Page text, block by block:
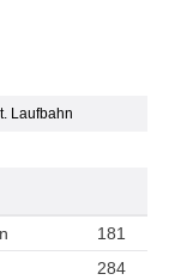
Laufbahn
181
284